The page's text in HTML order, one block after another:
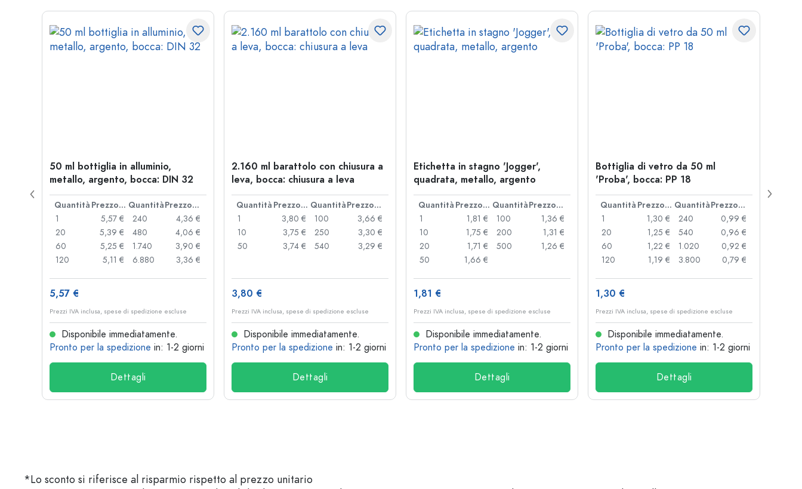
50 ml bottiglia in alluminio,
metallo, argento, bocca: DIN 32
Quantità Prezzo cad. Quantità
Prezzo cad.
1
5,57 €
20
5,39 €
60
5,25 €
120
5,11 €
240
4,36 €
480
4,06 €
1.740
3,90 €
6.880
3,36 €
5,57 €
Prezzi IVA inclusa, spese di spedizione escluse
Disponibile immediatamente.
Pronto per la spedizione in: 1-2 giorni
Dettagli
2.160 ml barattolo con chiusura a
leva, bocca: chiusura a leva
Quantità Prezzo cad. Quantità
Prezzo cad.
1
3,80 €
10
3,75 €
50
3,74 €
100
3,66 €
250
3,30 €
540
3,29 €
3,80 €
Prezzi IVA inclusa, spese di spedizione escluse
Disponibile immediatamente.
Pronto per la spedizione in: 1-2 giorni
Dettagli
Etichetta in stagno 'Jogger',
quadrata, metallo, argento
Quantità Prezzo cad. Quantità
Prezzo cad.
1
1,81 €
10
1,75 €
20
1,71 €
50
1,66 €
100
1,36 €
200
1,31 €
500
1,26 €
1,81 €
Prezzi IVA inclusa, spese di spedizione escluse
Disponibile immediatamente.
Pronto per la spedizione in: 1-2 giorni
Dettagli
Bottiglia di vetro da 50 ml
'Proba', bocca: PP 18
Quantità Prezzo cad. Quantità
Prezzo cad.
1
1,30 €
20
1,25 €
60
1,22 €
120
1,19 €
240
0,99 €
540
0,96 €
1.020
0,92 €
3.800
0,79 €
1,30 €
Prezzi IVA inclusa, spese di spedizione escluse
Disponibile immediatamente.
Pronto per la spedizione in: 1-2 giorni
Dettagli
*Lo sconto si riferisce al risparmio rispetto al prezzo unitario